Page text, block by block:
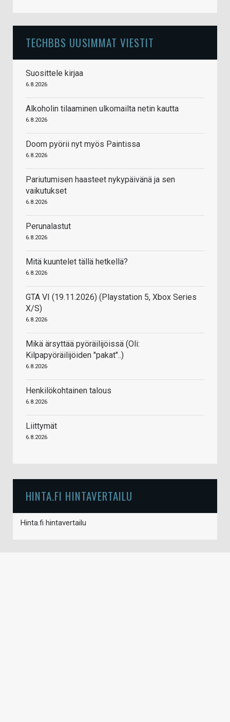
TECHBBS UUSIMMAT VIESTIT
Suosittele kirjaa
6.8.2026
Alkoholin tilaaminen ulkomailta netin kautta
6.8.2026
Doom pyörii nyt myös Paintissa
6.8.2026
Pariutumisen haasteet nykypäivänä ja sen
vaikutukset
6.8.2026
Perunalastut
6.8.2026
Mitä kuuntelet tällä hetkellä?
6.8.2026
GTA VI (19.11.2026) (Playstation 5, Xbox Series
X/S)
6.8.2026
Mikä ärsyttää pyöräilijöissä (Oli:
Kilpapyöräilijöiden "pakat"..)
6.8.2026
Henkilökohtainen talous
6.8.2026
Liittymät
6.8.2026
HINTA.FI HINTAVERTAILU
Hinta.fi hintavertailu